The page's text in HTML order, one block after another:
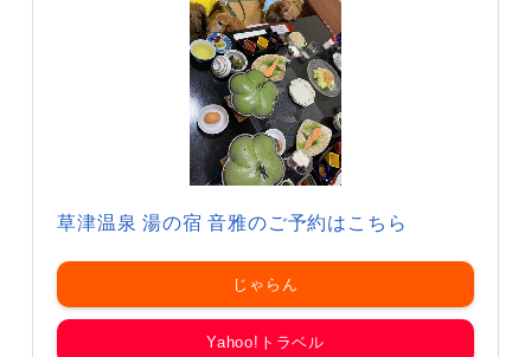
草津温泉 湯の宿 音雅のご予約はこちら
じゃらん
Yahoo!トラベル